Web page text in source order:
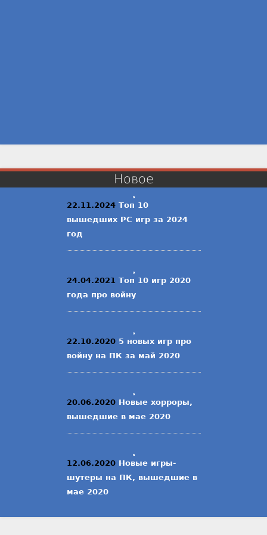
Новое
22.11.2024 Топ 10
вышедших PC игр за 2024
год
24.04.2021 Топ 10 игр 2020
года про войну
22.10.2020 5 новых игр про
войну на ПК за май 2020
20.06.2020 Новые хорроры,
вышедшие в мае 2020
12.06.2020 Новые игры-
шутеры на ПК, вышедшие в
мае 2020